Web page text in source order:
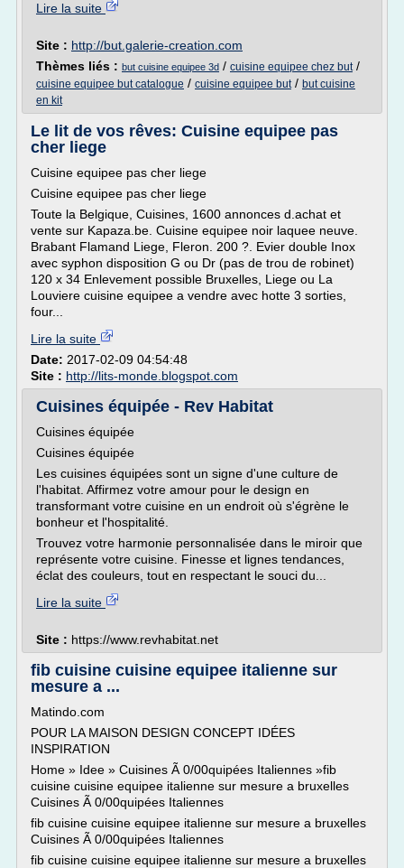
Lire la suite
Site : http://but.galerie-creation.com
Thèmes liés : but cuisine equipee 3d / cuisine equipee chez but/
cuisine equipee but catalogue / cuisine equipee but/ but cuisine
en kit
Le lit de vos rêves: Cuisine equipee pas
cher liege
Cuisine equipee pas cher liege
Cuisine equipee pas cher liege
Toute la Belgique, Cuisines, 1600 annonces d.achat et
vente sur Kapaza.be. Cuisine equipee noir laquee neuve.
Brabant Flamand Liege, Fleron. 200 ?. Evier double Inox
avec syphon disposition G ou Dr (pas de trou de robinet)
120 x 34 Enlevement possible Bruxelles, Liege ou La
Louviere cuisine equipee a vendre avec hotte 3 sorties,
four...
Lire la suite
Date: 2017-02-09 04:54:48
Site : http://lits-monde.blogspot.com
Cuisines équipée - Rev Habitat
Cuisines équipée
Cuisines équipée
Les cuisines équipées sont un signe d'une culture de
l'habitat. Affirmez votre amour pour le design en
transformant votre cuisine en un endroit où s'égrène le
bonheur et l'hospitalité.
Trouvez votre harmonie personnalisée dans le miroir que
représente votre cuisine. Finesse et lignes tendances,
éclat des couleurs, tout en respectant le souci du...
Lire la suite
Site : https://www.revhabitat.net
fib cuisine cuisine equipee italienne sur
mesure a ...
Matindo.com
POUR LA MAISON DESIGN CONCEPT IDÉES
INSPIRATION
Home » Idee » Cuisines Ã 0/00quipées Italiennes »fib
cuisine cuisine equipee italienne sur mesure a bruxelles
Cuisines Ã 0/00quipées Italiennes
fib cuisine cuisine equipee italienne sur mesure a bruxelles
Cuisines Ã 0/00quipées Italiennes
fib cuisine cuisine equipee italienne sur mesure a bruxelles